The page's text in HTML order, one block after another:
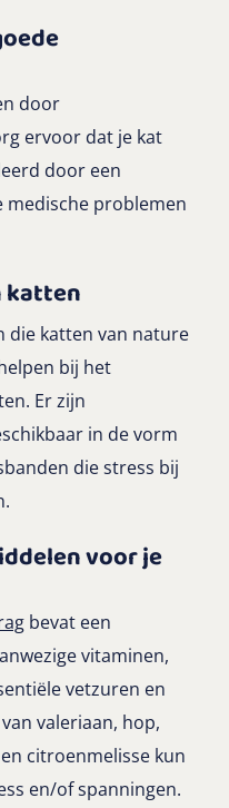
door
ervoor dat je kat
door een
medische problemen
katten
die katten van nature
bij het
Er zijn
in de vorm
die stress bij
voor je
bevat een
vitaminen,
vetzuren en
valeriaan, hop,
citroenmelisse kun
en/of spanningen.